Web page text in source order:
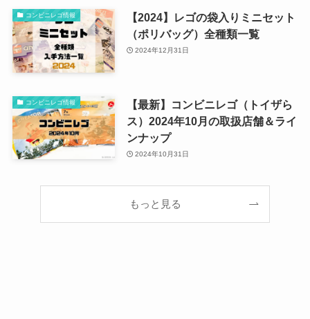
コンビニレゴ情報
【2024】レゴの袋入りミニセット
（ポリバッグ）全種類一覧
2024年12月31日
コンビニレゴ情報
【最新】コンビニレゴ（トイザら
ス）2024年10月の取扱店舗＆ライ
ンナップ
2024年10月31日
もっと見る